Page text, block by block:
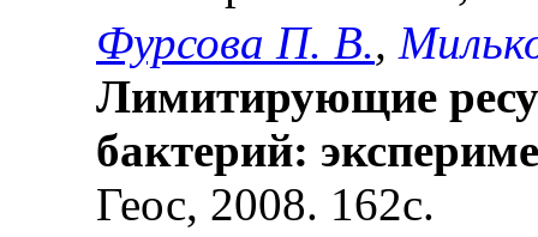
Фурсова П. В.,
Лимитирующие
бактерий:
Геос, 2008. 162с.